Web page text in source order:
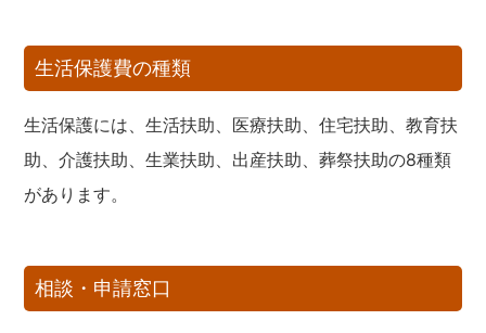
生活保護費の種類
生活保護には、生活扶助、医療扶助、住宅扶助、教育扶
助、介護扶助、生業扶助、出産扶助、葬祭扶助の8種類
があります。
相談・申請窓口